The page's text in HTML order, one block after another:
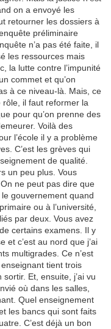
on a envoyé les
retourner les dossiers à
préliminaire
n’a pas été faite, il
les ressources mais
la lutte contre l’impunité
commet et qu’on
à ce niveau-là. Mais, ce
rôle, il faut reformer la
pour qu’on prenne des
Voilà des
l’école il y a problème
C’est les grèves qui
de qualité.
un peu plus. Vous
ne peut pas dire que
gouvernement quand
ou à l’université,
par deux. Vous avez
certains examens. Il y
et c’est au nord que j’ai
multigrades. Ce n’est
tient trois
Et, ensuite, j’ai vu
où dans les salles,
Quel enseignement
les bancs qui sont faits
C’est déjà un bon